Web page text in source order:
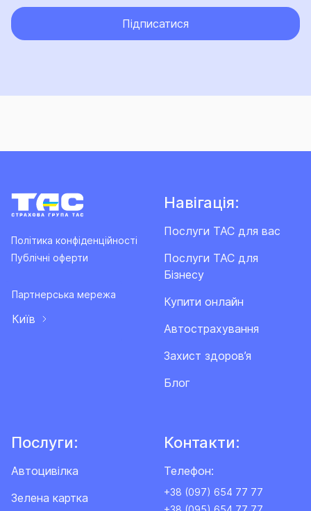
Підписатися
Політика конфіденційності
Публічні оферти
Партнерська мережа
Київ
Навігація:
Послуги ТАС для вас
Послуги ТАС для
Бізнесу
Купити онлайн
Автострахування
Захист здоров’я
Блог
Послуги:
Автоцивілка
Зелена картка
Контакти:
Телефон:
+38 (097) 654 77 77